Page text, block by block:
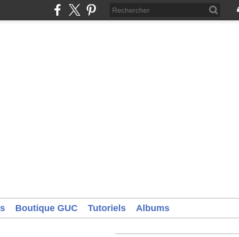
Boutique GUC Tutoriels Albums